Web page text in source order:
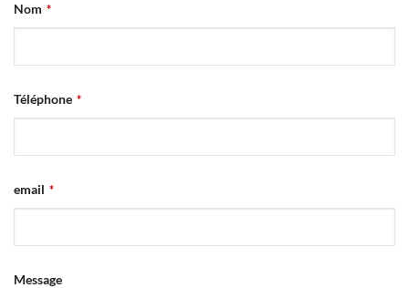
Nom *
Téléphone *
email *
Message